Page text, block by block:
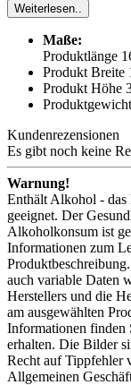
Weiterlesen..
Maße:
Produktlänge
Produkt Breite
Produkt Höhe
Kundenrezensionen
Es gibt noch keine
Warnung!
Enthält Alkohol - das
geeignet. Der
Alkoholkonsum ist
Informationen zum
auch variable Daten
Herstellers und die
am ausgewählten
Informationen finden
erhalten. Die Bilder
Recht auf Tippfehler
Allgemeinen